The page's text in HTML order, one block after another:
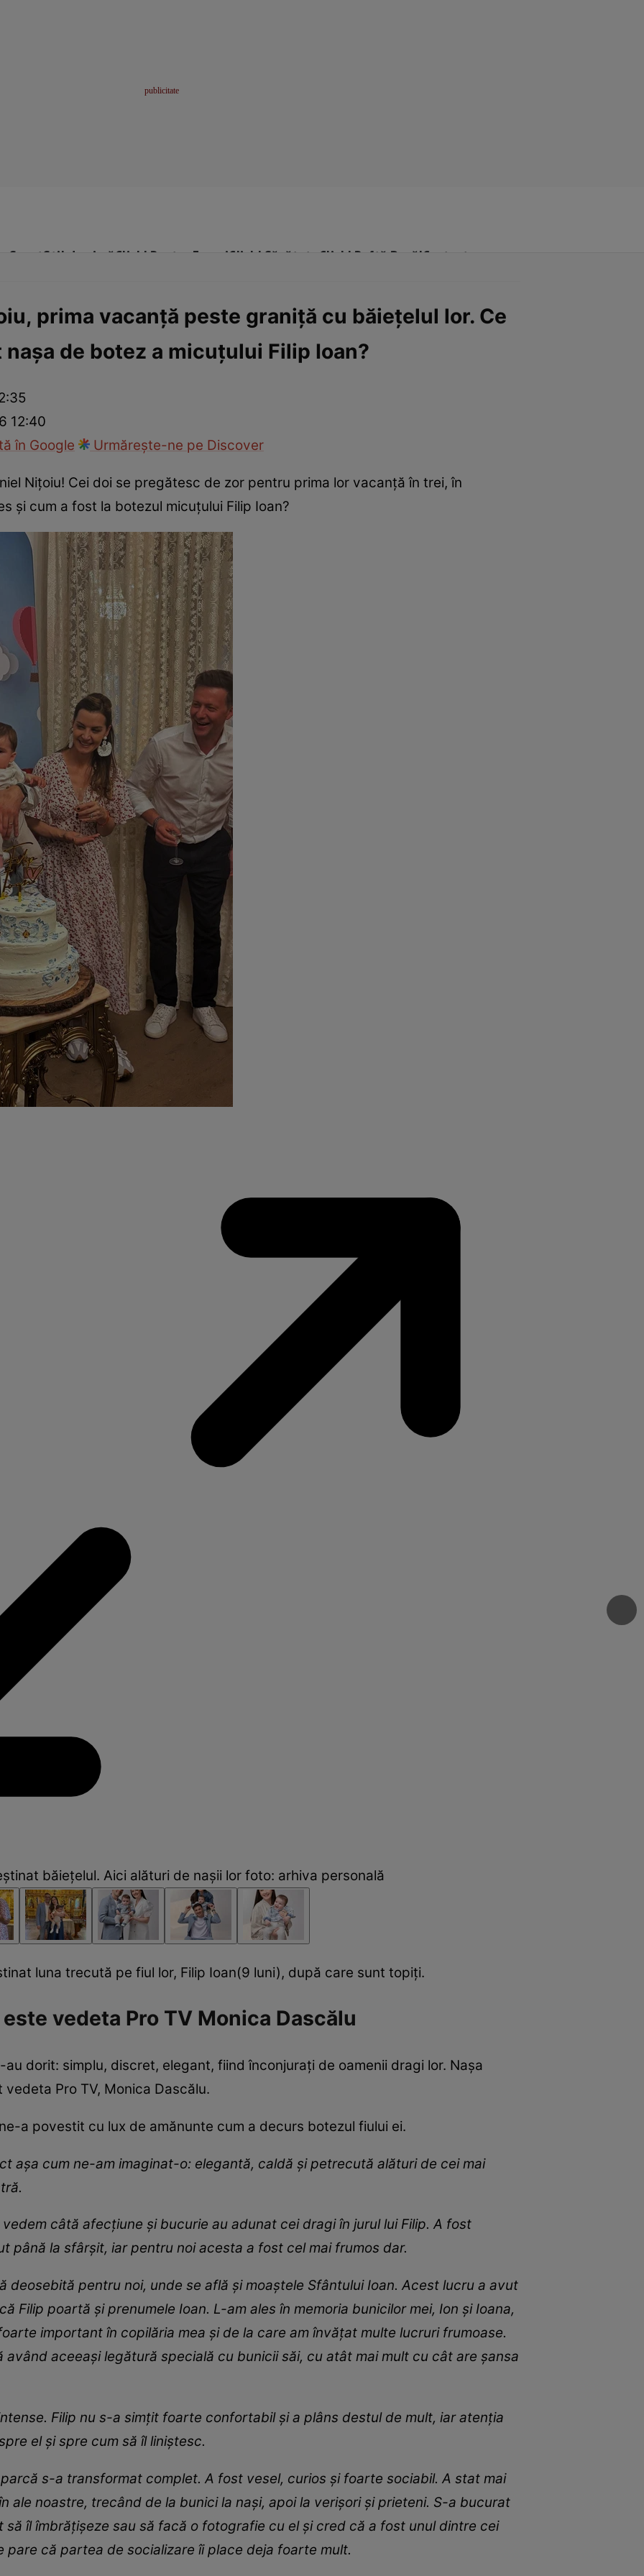
SportStil de viațăClick! Pentru FemeiClick! Sănătate Click! Poftă Bună!Contact
Paparazzii Click!
prima vacanță peste graniță cu băiețelul lor. Ce
nașa de botez a micuțului Filip Ioan?
12:40
în Google
Urmărește-ne pe Discover
Nițoiu! Cei doi se pregătesc de zor pentru prima lor vacanță în trei, în
și cum a fost la botezul micuțului Filip Ioan?
băiețelul. Aici alături de nașii lor foto: arhiva personală
luna trecută pe fiul lor, Filip Ioan(9 luni), după care sunt topiți.
vedeta Pro TV Monica Dascălu
dorit: simplu, discret, elegant, fiind înconjurați de oamenii dragi lor. Nașa
Pro TV, Monica Dascălu.
a povestit cu lux de amănunte cum a decurs botezul fiului ei.
așa cum ne-am imaginat-o: elegantă, caldă și petrecută alături de cei mai
câtă afecțiune și bucurie au adunat cei dragi în jurul lui Filip. A fost
până la sfârșit, iar pentru noi acesta a fost cel mai frumos dar.
deosebită pentru noi, unde se află și moaștele Sfântului Ioan. Acest lucru a avut
Filip poartă și prenumele Ioan. L-am ales în memoria bunicilor mei, Ion și Ioana,
important în copilăria mea și de la care am învățat multe lucruri frumoase.
având aceeași legătură specială cu bunicii săi, cu atât mai mult cu cât are șansa
Filip nu s-a simțit foarte confortabil și a plâns destul de mult, iar atenția
el și spre cum să îl liniștesc.
s-a transformat complet. A fost vesel, curios și foarte sociabil. A stat mai
ale noastre, trecând de la bunici la nași, apoi la verișori și prieteni. S-a bucurat
îl îmbrățișeze sau să facă o fotografie cu el și cred că a fost unul dintre cei
pare că partea de socializare îi place deja foarte mult.